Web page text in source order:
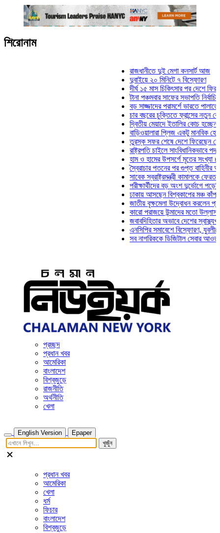
শিরোনাম
রাজধানীতে দুই মেগা কনসার্ট আজ
দুবাইয়ে ২০ মিনিটে ৭ বিস্ফোরণ
দীর্ঘ ১৫ মাস চিকিৎসার পর দেশে ফিরলেন
টানা পঞ্চমবার সাফের সভাপতি নির্বাচিত কাজী
বড় সাজ্জাদের পরামর্শে ভারতে পালাতে
চার বছরের চুক্তিতে ফ্রান্সের নতুন কোচ
দ্বিতীয় মেয়াদে ইতালির কোচ হচ্ছেন মানচিনি
বাড়িওয়ালারা প্লিজ একটু মানবিক হোন:
তুরস্ক সফর শেষে দেশে ফিরেছেন
রাষ্ট্রপতি চাইলে সাংবিধানিকভাবে পদত্যাগ
হাম ও হামের উপসর্গে মৃতের সংখ্যা ৮০০
স্বৈরাচার পতনের পর গুপ্ত বাহিনীর
সাবেক স্বরাষ্ট্রমন্ত্রী কামালকে ফেরত চেয়ে
পরীক্ষার্থীদের বড় অংশ দুর্ভোগে পড়েনি: ড.
ঢাকায় আসছেন বিশ্বকাপের মঞ্চ কাঁপানো
জাতীয় বৃক্ষমেলা উদ্বোধন করলেন প্রধানমন্ত্রী
কারো পরাজয়ে উন্মাদের মতো উল্লাস করতে
জবাবদিহিতার অভাবে দেশের স্বাস্থ্যখাত
এনসিপির সমাবেশে বিস্ফোরণ, যুবলীগের দুই
সব নাগরিককে ডিজিটাল সেবার আওতায়
প্রচ্ছদ
প্রধান খবর
আমেরিকা
বাংলাদেশ
বিশ্বজুড়ে
রাজনীতি
অর্থনীতি
খেলা
English Version
Epaper
খুজুঁন
প্রধান খবর
আমেরিকা
খেলা
ধর্ম
ফিচার
বাংলাদেশ
বিশ্বজুড়ে